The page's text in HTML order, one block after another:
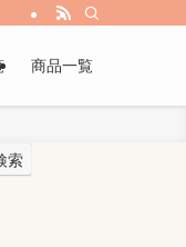
商品一覧
索